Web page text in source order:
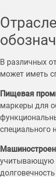
В различных
может иметь
Пищевая
маркеры для
специального
учитывающую